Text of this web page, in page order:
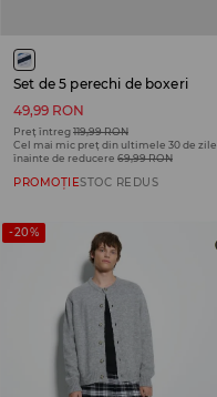
Set de 5 perechi de boxeri
49,99 RON
Preț întreg119,99 RON
Cel mai mic preț din ultimele 30 de zile
înainte de reducere 69,99 RON
PROMOȚIESTOC REDUS
-20%